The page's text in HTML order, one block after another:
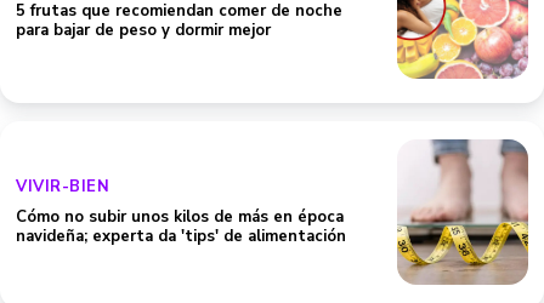
5 frutas que recomiendan comer de noche
para bajar de peso y dormir mejor
VIVIR-BIEN
Cómo no subir unos kilos de más en época
navideña; experta da 'tips' de alimentación